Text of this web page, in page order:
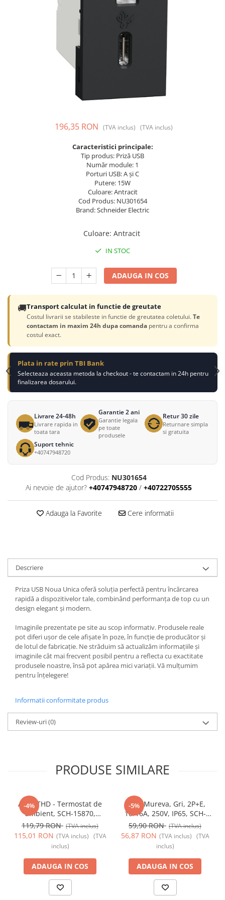
Prize și fișe industriale
Suporturi de fixare
Variator de tensiune
196,35 RON (TVA inclus) (TVA inclus)
Caracteristici principale:
Tip produs: Priză USB
Număr module: 1
Porturi USB: A și C
Putere: 15W
Culoare: Antracit
Cod Produs: NU301654
Brand: Schneider Electric
Culoare: Antracit
IN STOC
ADAUGA IN COS
🚚Transport calculat in functie de greutate
Costul livrarii se stabileste in functie de greutatea coletului.Te
contactam in maxim 24h dupa comanda pentru a confirma
costul exact.
Plata in rate prin TBI Bank
Selecteaza aceasta metoda la checkout - te contactam in 24h pentru
finalizarea dosarului.
Livrare 24-48h
Livrare rapida in
toata tara
Garantie 2 ani
Garantie legala
pe toate
produsele
Retur 30 zile
Returnare simpla
si gratuita
Suport tehnic
+40747948720
Cod Produs: NU301654
Ai nevoie de ajutor? +40747948720 / +40722705555
Adauga la Favorite Cere informatii
Descriere
Priza USB Noua Unica oferă soluția perfectă pentru încărcarea
rapidă a dispozitivelor tale, combinând performanța de top cu un
design elegant și modern.
Imaginile prezentate pe site au scop informativ. Produsele reale
pot diferi ușor de cele afișate în poze, în funcție de producător și
de lotul de fabricație. Ne străduim să actualizăm informațiile și
imaginile cât mai frecvent posibil pentru a reflecta cu exactitate
produsele noastre, însă pot apărea mici variații. Vă mulțumim
pentru înțelegere!
Informatii conformitate produs
Review-uri(0)
PRODUSE SIMILARE
-4%
Acti9 THD - Termostat de
ambient, SCH-15870,
Schneider Electric -
Schneider
119,79 RON (TVA inclus)
115,01 RON (TVA inclus) (TVA
inclus)
ADAUGA IN COS
-5%
Priza Mureva, Gri, 2P+E,
10/16A, 250V, IP65, SCH-
81141, Schneider Electric -
Schneider
59,90 RON (TVA inclus)
56,87 RON (TVA inclus) (TVA
inclus)
ADAUGA IN COS